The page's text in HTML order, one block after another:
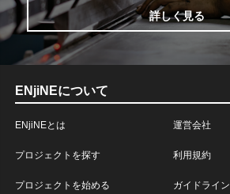
詳しく見る
ENjiNEについて
ENjiNEとは
プロジェクトを探す
プロジェクトを始める
運営会社
利用規約
ガイドライン